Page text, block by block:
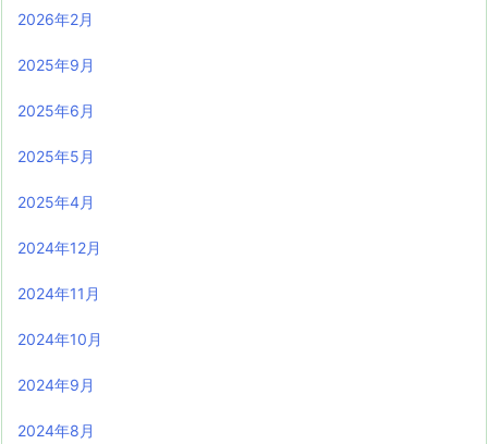
2026年2月
2025年9月
2025年6月
2025年5月
2025年4月
2024年12月
2024年11月
2024年10月
2024年9月
2024年8月